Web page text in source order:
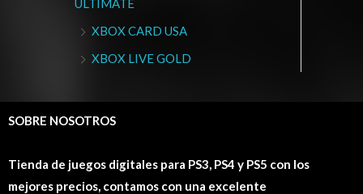
ULTIMATE
XBOX CARD USA
XBOX LIVE GOLD
SOBRE NOSOTROS
Tienda de juegos digitales para PS3, PS4 y PS5 con los
mejores precios, contamos con una excelente